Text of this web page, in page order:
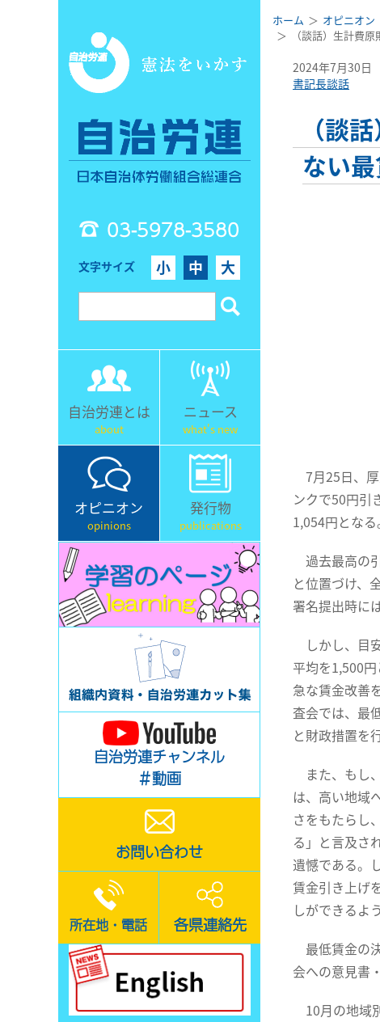
03-5978-3580
文字サイズ 小 中 大
自治労連とは
about
ニュース
what's new
オピニオン
opinions
発行物
publications
自治労連チャンネル
＃動画
お問い合わせ
所在地・電話 各県連絡先
ホーム オピニオン
（談話）生計費
2024年7月30日
書記長談話
（談
ない
7月25日、
ンクで50円引
1,054円となる
過去最高の
と位置づけ、
署名提出時に
しかし、目
平均を1,500
急な賃金改善
査会では、最
と財政措置を
また、もし
は、高い地域
さをもたらし
る」と言及さ
遺憾である。
賃金引き上げ
しができるよ
最低賃金の
会への意見書
10月の地域